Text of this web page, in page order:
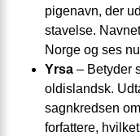
pigenavn, der
stavelse.
Norge og ses
Yrsa – Betyder
oldislandsk.
sagnkredsen
forfattere,